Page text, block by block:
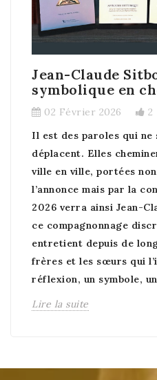
Jean-Claude
symbolique en
02 Février 2026
2
Il est des paroles qui ne
déplacent. Elles
ville en ville, portées
l’annonce mais par la
2026 verra ainsi Jean-
ce compagnonnage
entretient depuis de
frères et les sœurs qui
réflexion, un symbole,
Lire la suite